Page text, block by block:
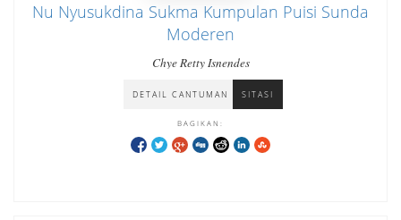
Nu Nyusukdina Sukma Kumpulan Puisi Sunda
Moderen
Chye Retty Isnendes
DETAIL CANTUMAN SITASI
BAGIKAN: